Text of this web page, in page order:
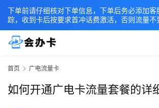
首页 广电流量卡
如何开通广电卡流量套餐的详
下单前请仔细核对下单信息，下单后务必添加客
踪，收到卡后按要求首冲话费激活，否则流量不